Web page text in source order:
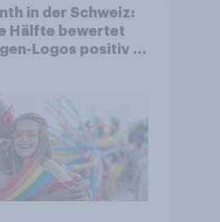
in der Schweiz:
Hälfte bewertet
Logos positiv –